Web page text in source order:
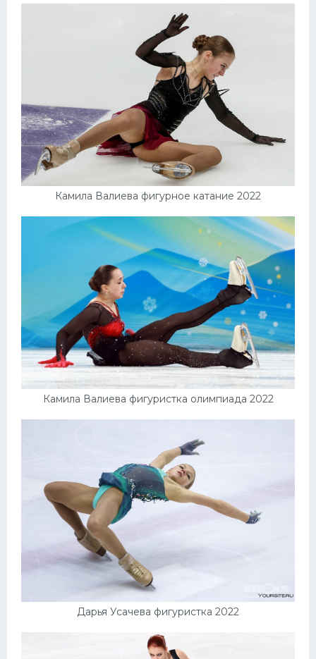
Камила Валиева фигурное катание 2022
Камила Валиева фигуристка олимпиада 2022
Дарья Усачева фигуристка 2022